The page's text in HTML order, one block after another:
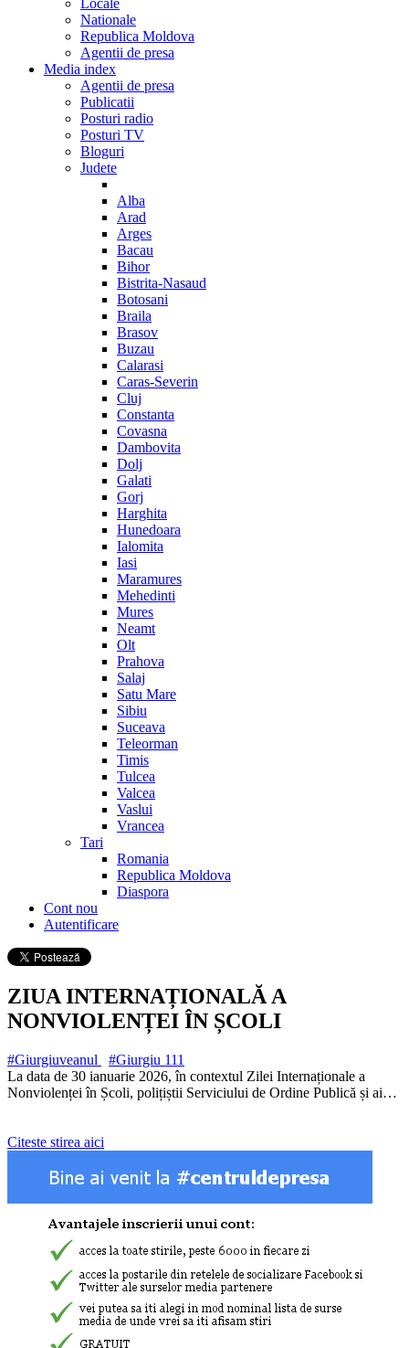
Locale
Nationale
Republica Moldova
Agentii de presa
Media index
Agentii de presa
Publicatii
Posturi radio
Posturi TV
Bloguri
Judete
Alba
Arad
Arges
Bacau
Bihor
Bistrita-Nasaud
Botosani
Braila
Brasov
Buzau
Calarasi
Caras-Severin
Cluj
Constanta
Covasna
Dambovita
Dolj
Galati
Gorj
Harghita
Hunedoara
Ialomita
Iasi
Maramures
Mehedinti
Mures
Neamt
Olt
Prahova
Salaj
Satu Mare
Sibiu
Suceava
Teleorman
Timis
Tulcea
Valcea
Vaslui
Vrancea
Tari
Romania
Republica Moldova
Diaspora
Cont nou
Autentificare
ZIUA INTERNAȚIONALĂ A
NONVIOLENȚEI ÎN ȘCOLI
#Giurgiuveanul #Giurgiu 111
La data de 30 ianuarie 2026, în contextul Zilei Internaționale a
Nonviolenței în Școli, polițiștii Serviciului de Ordine Publică și ai…
Citeste stirea aici